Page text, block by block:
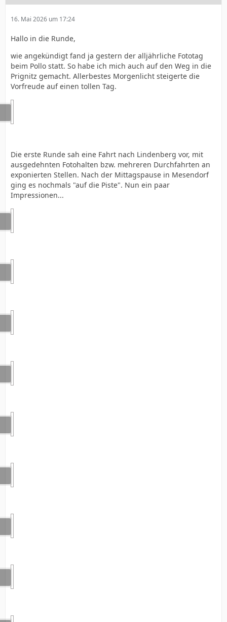
16. Mai 2026 um 17:24
Hallo in die Runde,
wie angekündigt fand ja gestern der alljährliche Fototag
beim Pollo statt. So habe ich mich auch auf den Weg in die
Prignitz gemacht. Allerbestes Morgenlicht steigerte die
Vorfreude auf einen tollen Tag.
Die erste Runde sah eine Fahrt nach Lindenberg vor, mit
ausgedehnten Fotohalten bzw. mehreren Durchfahrten an
exponierten Stellen. Nach der Mittagspause in Mesendorf
ging es nochmals "auf die Piste". Nun ein paar
Impressionen...